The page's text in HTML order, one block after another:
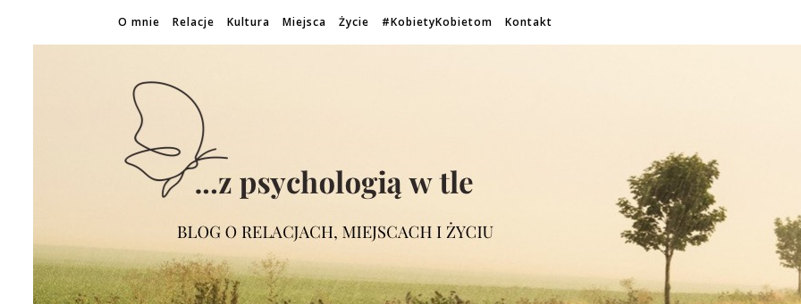
O mnie Relacje Kultura Miejsca Życie #KobietyKobietom Kontakt